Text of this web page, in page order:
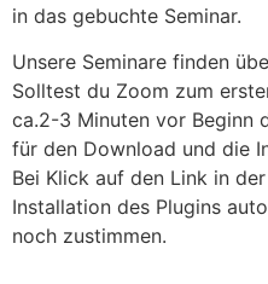
in das gebuchte Seminar.
Unsere Seminare finden
Solltest du Zoom zum
ca.2-3 Minuten vor Beginn
für den Download und die
Bei Klick auf den Link in
Installation des Plugins
noch zustimmen.